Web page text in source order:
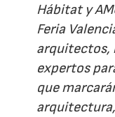
Hábitat y
Feria
arquitectos,
expertos
que